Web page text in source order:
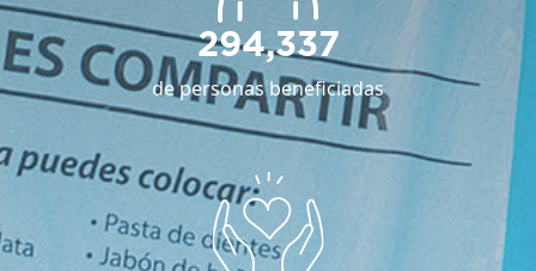
294,337
de personas beneficiadas